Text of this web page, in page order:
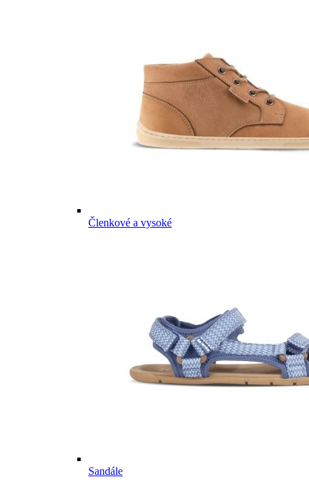
Členkové a vysoké
Sandále